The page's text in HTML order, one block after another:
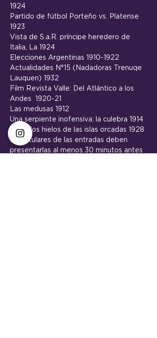
1924
Partido de fútbol Porteño vs. Platense
1923
Vista de S.a.R. príncipe heredero de
Italia, La 1924
Elecciones Argentinas 1910-1922
Actualidades N°15 (Nadadoras Trenuqe
Lauquen) 1932
Film Revista Valle: Del Atlántico a los
Andes  1920-21
Las medusas 1912
Una serpiente inofensiva: la culebra 1914
Entre los hielos de las islas orcadas 1928
Los titulares de las entradas deben
presentarlas al menos 30 minutos antes